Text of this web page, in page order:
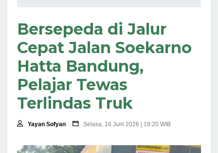
Bersepeda di Jalur
Cepat Jalan Soekarno
Hatta Bandung,
Pelajar Tewas
Terlindas Truk
Yayan Sofyan Selasa, 16 Juni 2026 | 18:20 WIB